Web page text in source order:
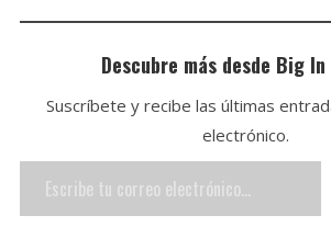
h
a
t
A
p
o
c
k
e
t
m
a
i
l
a
c
e
o
Descubre más desde Big
Suscríbete y recibe las últimas
electrónico.
Escribe